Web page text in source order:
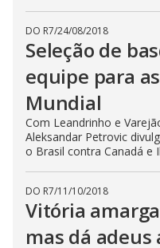
DO R7/24/08/2018
Seleção de
equipe para
Mundial
Com Leandrinho e
Aleksandar Petrovic
o Brasil contra Canadá e
DO R7/11/10/2018
Vitória
mas dá